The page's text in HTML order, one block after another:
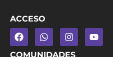
ACCESO
COMUNIDADES